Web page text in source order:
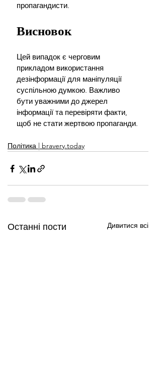
пропагандисти.
Висновок
Цей випадок є черговим
прикладом використання
дезінформації для маніпуляції
суспільною думкою. Важливо
бути уважними до джерел
інформації та перевіряти факти,
щоб не стати жертвою пропаганди.
Політика | bravery.today
Останні пости Дивитися всі